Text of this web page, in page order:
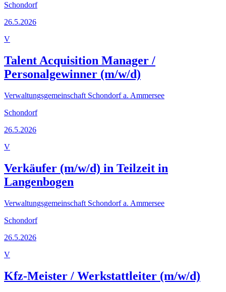
Schondorf
26.5.2026
V
Talent Acquisition Manager /
Personalgewinner (m/w/d)
Verwaltungsgemeinschaft Schondorf a. Ammersee
Schondorf
26.5.2026
V
Verkäufer (m/w/d) in Teilzeit in
Langenbogen
Verwaltungsgemeinschaft Schondorf a. Ammersee
Schondorf
26.5.2026
V
Kfz-Meister / Werkstattleiter (m/w/d)